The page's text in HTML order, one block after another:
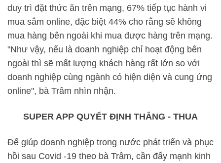
duy trì đặt thức ăn trên mạng, 67% tiếp tục hành vi
mua sắm online, đặc biệt 44% cho rằng sẽ không
mua hàng bên ngoài khi mua được hàng trên mạng.
"Như vậy, nếu là doanh nghiệp chỉ hoạt động bên
ngoài thì sẽ mất lượng khách hàng rất lớn so với
doanh nghiệp cùng ngành có hiện diện và cung ứng
online", bà Trâm nhìn nhận.
SUPER APP QUYẾT ĐỊNH THẮNG - THUA
Để giúp doanh nghiệp trong nước phát triển và phục
hồi sau Covid -19 theo bà Trâm, cần đẩy mạnh kinh